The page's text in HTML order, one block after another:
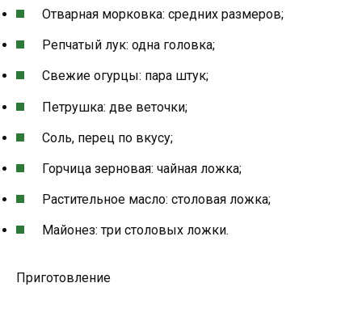
Отварная морковка: средних размеров;
Репчатый лук: одна головка;
Свежие огурцы: пара штук;
Петрушка: две веточки;
Соль, перец по вкусу;
Горчица зерновая: чайная ложка;
Растительное масло: столовая ложка;
Майонез: три столовых ложки.
Приготовление